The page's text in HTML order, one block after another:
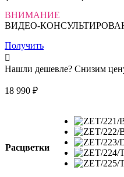
ВНИМАНИЕ
ВИДЕО-
Получить
Нашли дешевле? Снизим
18 990 ₽
Расцветки